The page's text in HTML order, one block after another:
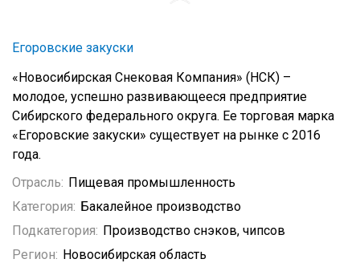
Егоровские закуски
«Новосибирская Снековая Компания» (НСК) –
молодое, успешно развивающееся предприятие
Сибирского федерального округа. Ее торговая марка
«Егоровские закуски» существует на рынке с 2016
года.
Отрасль: Пищевая промышленность
Категория: Бакалейное производство
Подкатегория: Производство снэков, чипсов
Регион: Новосибирская область